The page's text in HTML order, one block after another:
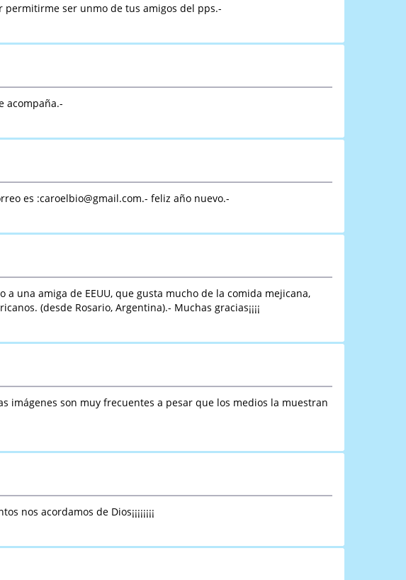
permitirme ser unmo de tus amigos del pps.-
acompaña.-
es :caroelbio@gmail.com.- feliz año nuevo.-
una amiga de EEUU, que gusta mucho de la comida mejicana,
(desde Rosario, Argentina).- Muchas gracias¡¡¡¡
imágenes son muy frecuentes a pesar que los medios la muestran
acordamos de Dios¡¡¡¡¡¡¡¡